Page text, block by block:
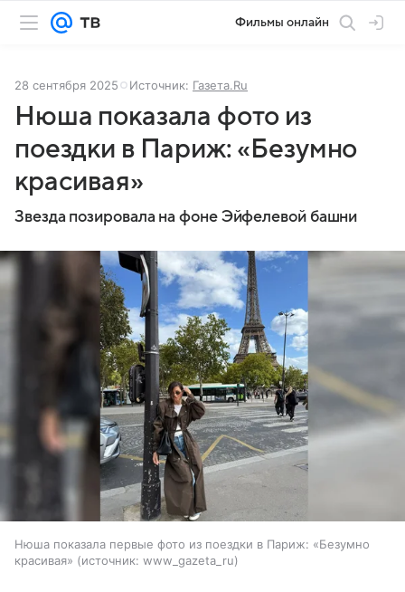
Фильмы онлайн
28 сентября 2025 Источник: Газета.Ru
Нюша показала фото из
поездки в Париж: «Безумно
красивая»
Звезда позировала на фоне Эйфелевой башни
Нюша показала первые фото из поездки в Париж: «Безумно
красивая»
источник: www_gazeta_ru